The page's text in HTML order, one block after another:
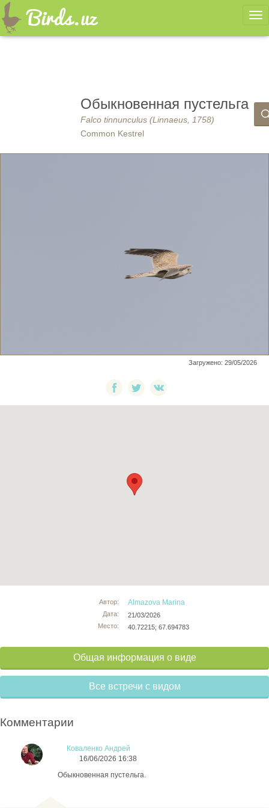
Обыкновенная пустельга
Falco tinnunculus (Linnaeus, 1758)
Common Kestrel
Загружено: 29/05/2026
Автор:
Дата:
Место:
Almazova Marina
21/03/2026
40.72215; 67.694783
Общая информация о виде
Все встречи с видом
Комментарии
Коваленко Андрей
16/06/2026 16:38
Обыкновенная пустельга.